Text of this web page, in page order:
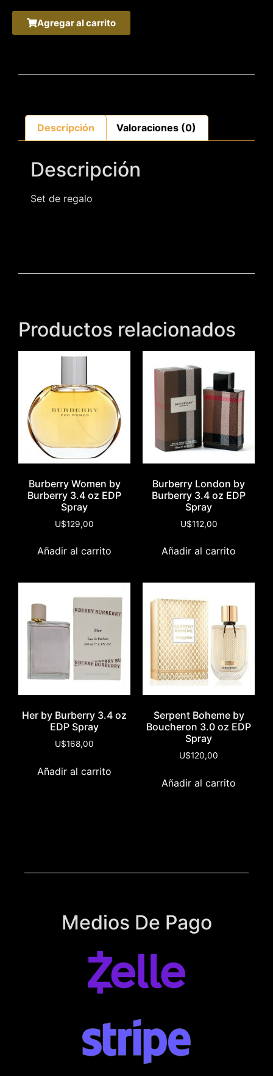
Agregar al carrito
Descripción Valoraciones (0)
Descripción
Set de regalo
Productos relacionados
Burberry Women by
Burberry 3.4 oz EDP
Spray
U$129,00
Añadir al carrito
Burberry London by
Burberry 3.4 oz EDP
Spray
U$112,00
Añadir al carrito
Her by Burberry 3.4 oz
EDP Spray
U$168,00
Añadir al carrito
Serpent Boheme by
Boucheron 3.0 oz EDP
Spray
U$120,00
Añadir al carrito
Medios De Pago